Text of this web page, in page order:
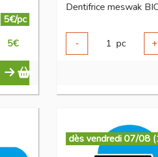
5€/pc
5€
Dentifrice meswak
-
1 pc +
dès vendredi 07/08